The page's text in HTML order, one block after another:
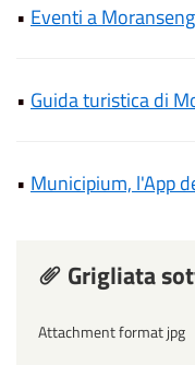
• Eventi a
• Guida turistica di
• Municipium, l'App
Grigliata
Attachment format jpg